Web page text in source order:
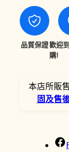
品質保證歡迎
購!
本店所販
固及售